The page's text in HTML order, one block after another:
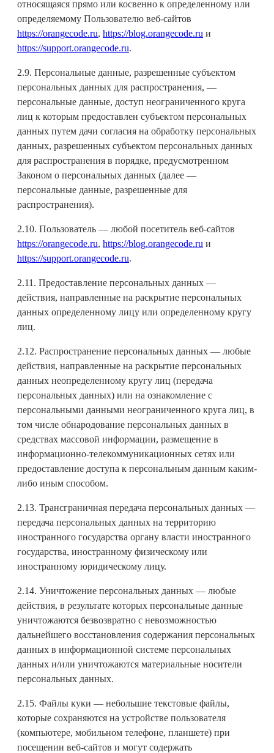
относящаяся прямо или косвенно к определенному или
определяемому Пользователю веб-сайтов
https://orangecode.ru, https://blog.orangecode.ru и
https://support.orangecode.ru.
2.9. Персональные данные, разрешенные субъектом
персональных данных для распространения, —
персональные данные, доступ неограниченного круга
лиц к которым предоставлен субъектом персональных
данных путем дачи согласия на обработку персональных
данных, разрешенных субъектом персональных данных
для распространения в порядке, предусмотренном
Законом о персональных данных (далее —
персональные данные, разрешенные для
распространения).
2.10. Пользователь — любой посетитель веб-сайтов
https://orangecode.ru, https://blog.orangecode.ru и
https://support.orangecode.ru.
2.11. Предоставление персональных данных —
действия, направленные на раскрытие персональных
данных определенному лицу или определенному кругу
лиц.
2.12. Распространение персональных данных — любые
действия, направленные на раскрытие персональных
данных неопределенному кругу лиц (передача
персональных данных) или на ознакомление с
персональными данными неограниченного круга лиц, в
том числе обнародование персональных данных в
средствах массовой информации, размещение в
информационно-телекоммуникационных сетях или
предоставление доступа к персональным данным каким-
либо иным способом.
2.13. Трансграничная передача персональных данных —
передача персональных данных на территорию
иностранного государства органу власти иностранного
государства, иностранному физическому или
иностранному юридическому лицу.
2.14. Уничтожение персональных данных — любые
действия, в результате которых персональные данные
уничтожаются безвозвратно с невозможностью
дальнейшего восстановления содержания персональных
данных в информационной системе персональных
данных и/или уничтожаются материальные носители
персональных данных.
2.15. Файлы куки — небольшие текстовые файлы,
которые сохраняются на устройстве пользователя
(компьютере, мобильном телефоне, планшете) при
посещении веб-сайтов и могут содержать